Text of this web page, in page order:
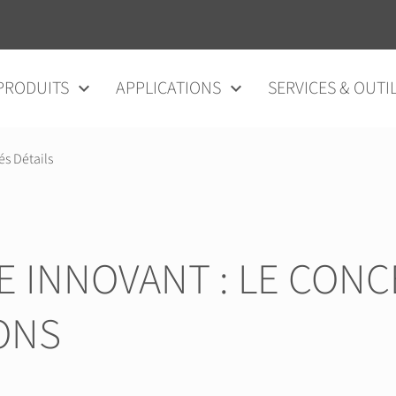
APPLICATIONS SERVICES &
Détails
INNOVANT : LE